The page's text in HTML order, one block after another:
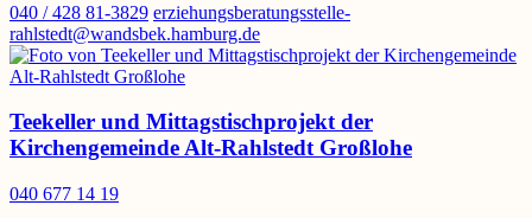
040 / 428 81-3829 erziehungsberatungsstelle-
rahlstedt@wandsbek.hamburg.de
Teekeller und Mittagstischprojekt der
Kirchengemeinde Alt-Rahlstedt Großlohe
040 677 14 19